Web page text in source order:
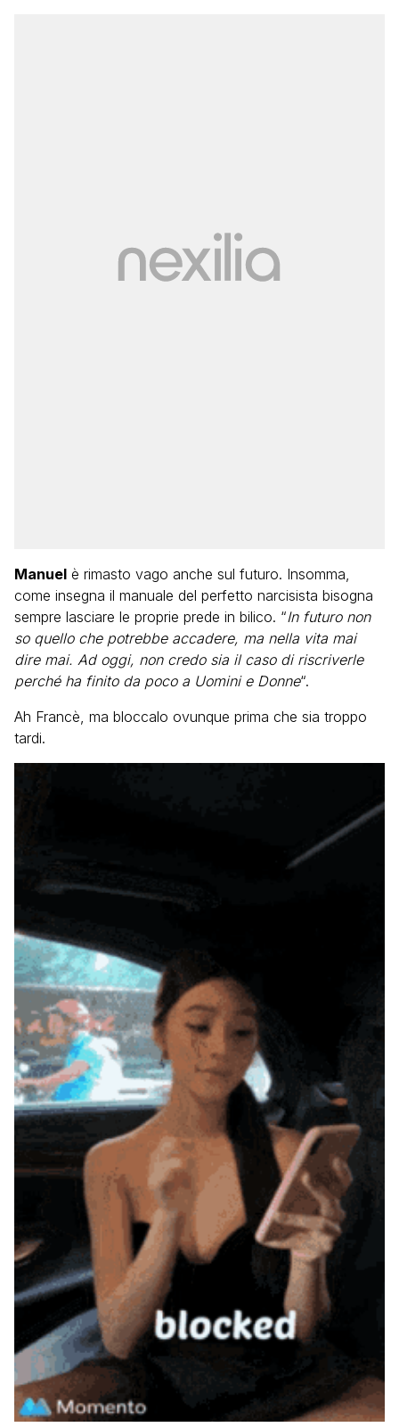
Manuel è rimasto vago anche sul futuro. Insomma,
come insegna il manuale del perfetto narcisista bisogna
sempre lasciare le proprie prede in bilico. “In futuro non
so quello che potrebbe accadere, ma nella vita mai
dire mai. Ad oggi, non credo sia il caso di riscriverle
perché ha finito da poco a Uomini e Donne“.
Ah Francè, ma bloccalo ovunque prima che sia troppo
tardi.